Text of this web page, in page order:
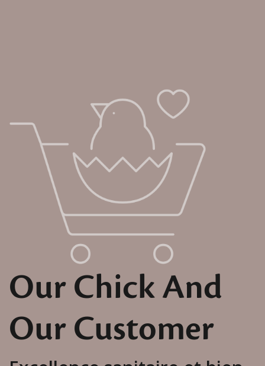
Our Chick And
Our Customer